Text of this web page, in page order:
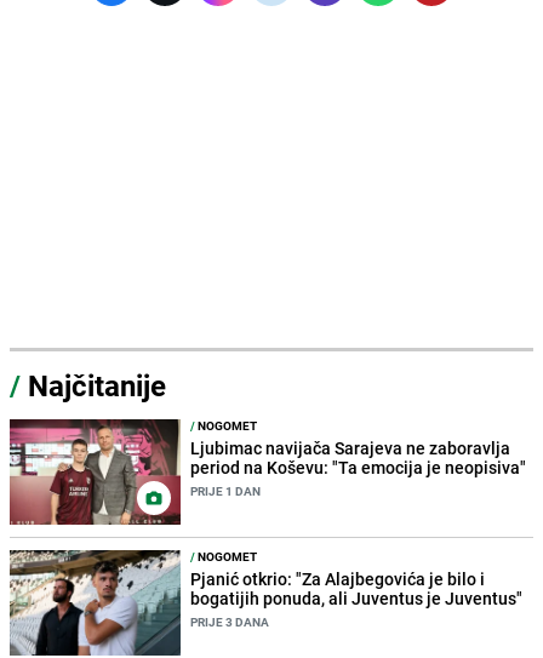
/ Najčitanije
/NOGOMET
Ljubimac navijača Sarajeva ne zaboravlja
period na Koševu: "Ta emocija je neopisiva"
PRIJE 1 DAN
/NOGOMET
Pjanić otkrio: "Za Alajbegovića je bilo i
bogatijih ponuda, ali Juventus je Juventus"
PRIJE 3 DANA